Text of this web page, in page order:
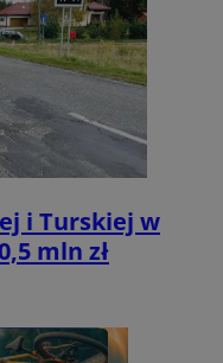
i Turskiej w
mln zł